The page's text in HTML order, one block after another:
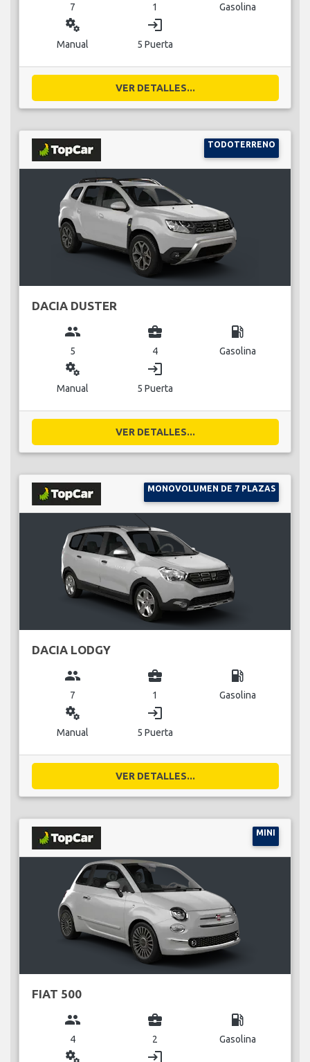
7 1 Gasolina
miscellaneous_services
Manual
login
5 Puerta
VER DETALLES...
TODOTERRENO
DACIA DUSTER
group
5
business_center
4
local_gas_station
Gasolina
miscellaneous_services
Manual
login
5 Puerta
VER DETALLES...
MONOVOLUMEN DE 7 PLAZAS
DACIA LODGY
group
7
business_center
1
local_gas_station
Gasolina
miscellaneous_services
Manual
login
5 Puerta
VER DETALLES...
MINI
FIAT 500
group
4
business_center
2
local_gas_station
Gasolina
miscellaneous_services login